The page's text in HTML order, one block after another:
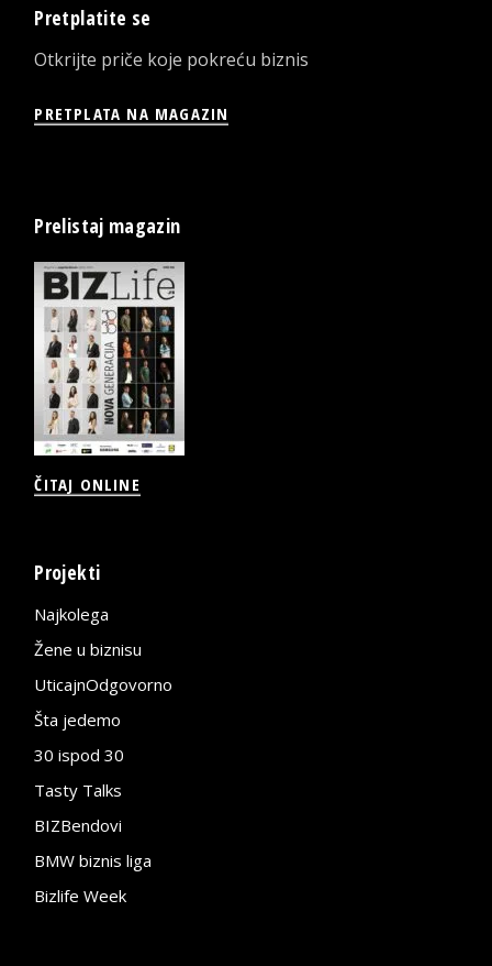
Pretplatite se
Otkrijte priče koje pokreću biznis
PRETPLATA NA MAGAZIN
Prelistaj magazin
ČITAJ ONLINE
Projekti
Najkolega
Žene u biznisu
UticajnOdgovorno
Šta jedemo
30 ispod 30
Tasty Talks
BIZBendovi
BMW biznis liga
Bizlife Week